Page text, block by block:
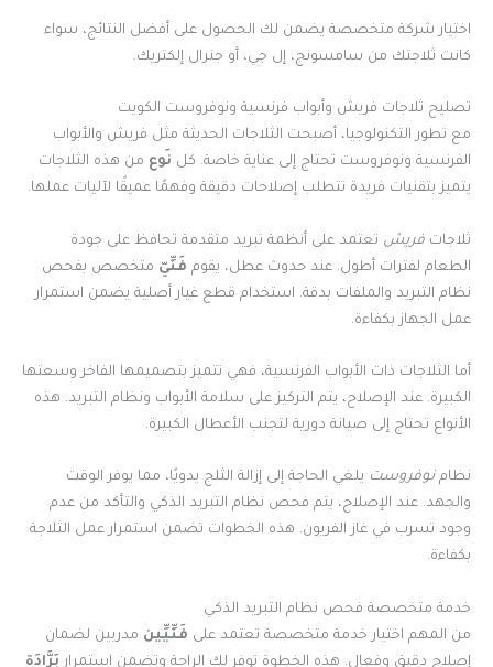
اختيار شركة متخصصة يضمن لك الحصول على أفضل النتائج، سواء
كانت ثلاجتك من سامسونج، إل جي، أو جنرال إلكتريك.
تصليح ثلاجات فريش وأبواب فرنسية ونوفروست الكويت
مع تطور التكنولوجيا، أصبحت الثلاجات الحديثة مثل فريش والأبواب
الفرنسية ونوفروست تحتاج إلى عناية خاصة. كل نَوع من هذه الثلاجات
يتميز بتقنيات فريدة تتطلب إصلاحات دقيقة وفهمًا عميقًا لآليات عملها.
ثلاجات فريش تعتمد على أنظمة تبريد متقدمة تحافظ على جودة
الطعام لفترات أطول. عند حدوث عطل، يقوم فَنِّيّ متخصص بفحص
نظام التبريد والملفات بدقة. استخدام قطع غيار أصلية يضمن استمرار
عمل الجهاز بكفاءة.
أما الثلاجات ذات الأبواب الفرنسية، فهي تتميز بتصميمها الفاخر وسعتها
الكبيرة. عند الإصلاح، يتم التركيز على سلامة الأبواب ونظام التبريد. هذه
الأنواع تحتاج إلى صيانة دورية لتجنب الأعطال الكبيرة.
نظامنوفروست يلغي الحاجة إلى إزالة الثلج يدويًا، مما يوفر الوقت
والجهد. عند الإصلاح، يتم فحص نظام التبريد الذكي والتأكد من عدم
وجود تسرب في غاز الفريون. هذه الخطوات تضمن استمرار عمل الثلاجة
بكفاءة.
خدمة متخصصة فحص نظام التبريد الذكي
من المهم اختيار خدمة متخصصة تعتمد على فَنِّيِّين مدربين لضمان
إصلاح دقيق وفعال. هذه الخطوة توفر لك الراحة وتضمن استمرار بَرَّادَة